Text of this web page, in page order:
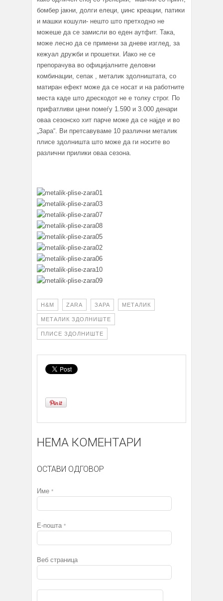
бомбер јакни, долги елеци, џинс креации, патики
и машки кошули- нешто што претходно не
можеше да се замисли во еден аутфит. Така,
може лесно да се примени за дневе изглед, за
кежуал дружби и прошетки. Иако не се
препорачува во официјалните деловни
комбинации, сепак , металик здолништата, со
матиран ефект може да се носат и на работните
места каде што дрескодот не е толку строг. По
прифатливи цени помеѓу 1.590 и 3.000 денари
оваа сезонско хит парче може да се најде и во
„Зара“. Ви претсавуваме 10 различни металик
плисе здолништа што може да ги носите во
различни прилики оваа сезона.
H&M ZARA ЗАРА МЕТАЛИК
МЕТАЛИК ЗДОЛНИШТЕ
ПЛИСЕ ЗДОЛНИШТЕ
НЕМА КОМЕНТАРИ
ОСТАВИ ОДГОВОР
Име *
Е-пошта *
Веб страница